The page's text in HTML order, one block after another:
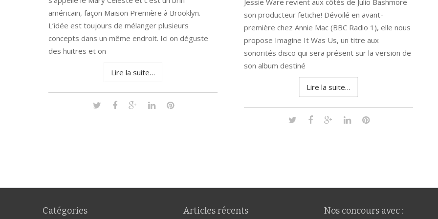
américain, façon Maison Première à Brooklyn.
L’idée est toujours de mélanger plusieurs
concepts dans un même endroit. Ici on déguste
des huitres et on
Lire la suite…
Jessie Ware revient aux côtés de Julio Bashmore
son producteur fetiche! Dévoilé en avant-
première chez Annie Mac (BBC Radio 1), elle nous
propose Imagine It Was Us, un titre aux
sonorités disco qui sera présent sur la version de
son album destiné
Lire la suite…
Catégories Articles récents Nos concours avec :